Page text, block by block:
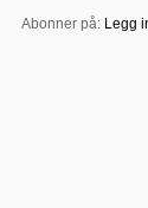
Abonner på: Legg